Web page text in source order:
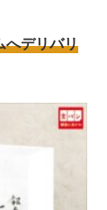
デリバリ